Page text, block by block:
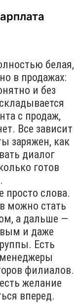
белая,
в продажах:
и без
с продаж,
Все зависит
заряжен, как
диалог
готов
просто слова.
можно стать
а дальше —
и даже
Есть
филиалов.
желание
вперед.